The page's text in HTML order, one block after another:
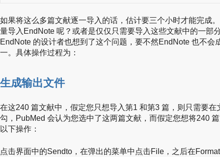
如果将这么多篇文献逐一导入的话，估计要三个小时才能完成
量导入EndNote 呢？或者是仅仅只需要导入这些文献中的一部
EndNote 的设计者也想到了这个问题，要不然EndNote 也不会
一。具体操作过程为：
生成输出文件
在这240 篇文献中，假定您只想导入第1 和第3 篇，则只需要
勾，PubMed 会认为您选中了这两篇文献，而假定您想将240
以下操作：
点击界面中的Sendto，在弹出的菜单中点击File，之后在